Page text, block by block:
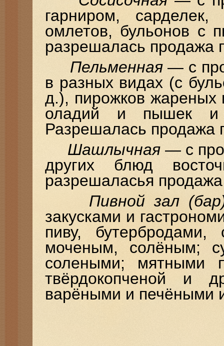
гарниром,
омлетов, бульонов с
разрешалась продажа
Пельменная— с
в разных видах (с
д.), пирожков жареных
оладий и пышек и
Разрешалась продажа
Шашлычная — с
других блюд
разрешаласья
Пивной зал
закусками и
пиву,
моченым, солёным;
солеными; мятными
твёрдокопченой и
варёными и печёными